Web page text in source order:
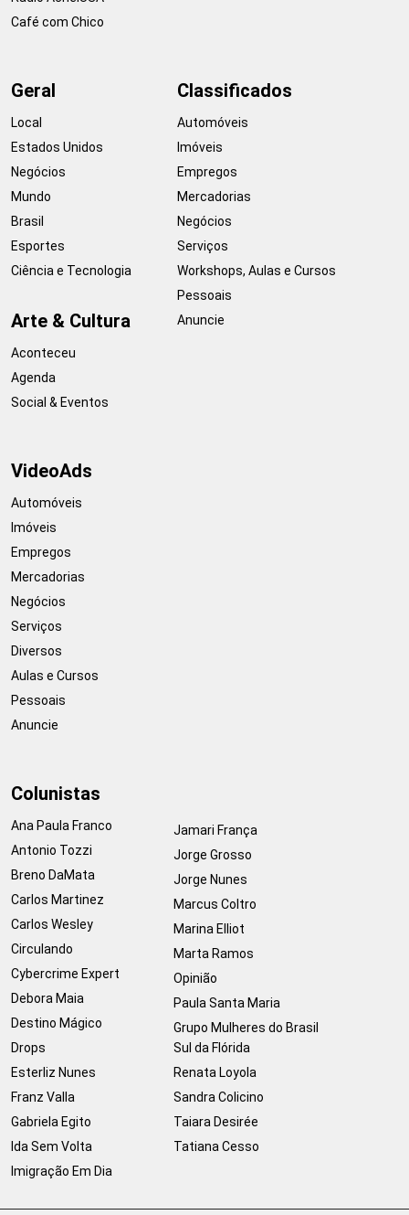
Café com Chico
Geral
Local
Estados Unidos
Negócios
Mundo
Brasil
Esportes
Ciência e Tecnologia
Arte & Cultura
Aconteceu
Agenda
Social & Eventos
Classificados
Automóveis
Imóveis
Empregos
Mercadorias
Negócios
Serviços
Workshops, Aulas e Cursos
Pessoais
Anuncie
VideoAds
Automóveis
Imóveis
Empregos
Mercadorias
Negócios
Serviços
Diversos
Aulas e Cursos
Pessoais
Anuncie
Colunistas
Ana Paula Franco
Antonio Tozzi
Breno DaMata
Carlos Martinez
Carlos Wesley
Circulando
Cybercrime Expert
Debora Maia
Destino Mágico
Drops
Esterliz Nunes
Franz Valla
Gabriela Egito
Ida Sem Volta
Imigração Em Dia
Jamari França
Jorge Grosso
Jorge Nunes
Marcus Coltro
Marina Elliot
Marta Ramos
Opinião
Paula Santa Maria
Grupo Mulheres do Brasil
Sul da Flórida
Renata Loyola
Sandra Colicino
Taiara Desirée
Tatiana Cesso